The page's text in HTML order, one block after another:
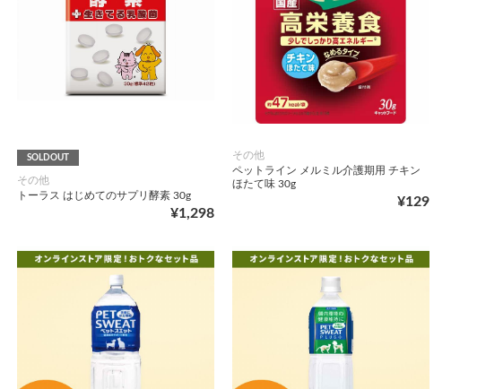
SOLDOUT
その他
トーラス はじめてのサプリ酵素 30g
¥1,298
その他
ペットライン メルミル介護期用 チキン
ほたて味 30g
¥129